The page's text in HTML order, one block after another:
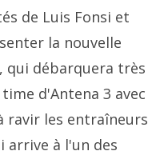
de Luis Fonsi et
la nouvelle
qui débarquera très
d'Antena 3 avec
ravir les entraîneurs
arrive à l'un des